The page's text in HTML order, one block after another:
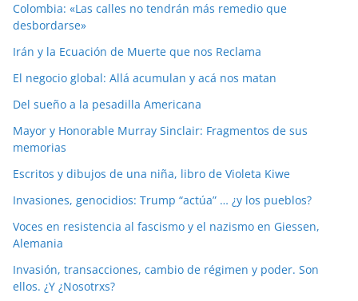
Colombia: «Las calles no tendrán más remedio que
desbordarse»
Irán y la Ecuación de Muerte que nos Reclama
El negocio global: Allá acumulan y acá nos matan
Del sueño a la pesadilla Americana
Mayor y Honorable Murray Sinclair: Fragmentos de sus
memorias
Escritos y dibujos de una niña, libro de Violeta Kiwe
Invasiones, genocidios: Trump “actúa” … ¿y los pueblos?
Voces en resistencia al fascismo y el nazismo en Giessen,
Alemania
Invasión, transacciones, cambio de régimen y poder. Son
ellos. ¿Y ¿Nosotrxs?